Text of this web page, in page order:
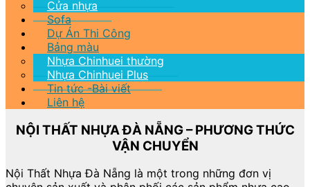
Cửa nhựa
Sofa
Dự Án Thi Công
Bảng màu
Nhựa Chinhuei thường
Nhựa Chinhuei Plus
Tin tức -Bài viết
Liên hệ
NỘI THẤT NHỰA ĐÀ NẴNG – PHƯƠNG THỨC
VẬN CHUYỂN
Nội Thất Nhựa Đà Nẵng là một trong những đơn vị